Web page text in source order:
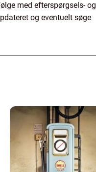
med efterspørgsels- og
og eventuelt søge